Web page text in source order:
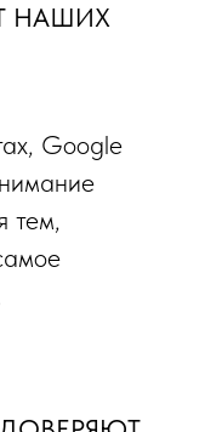
НАШИХ
Google
тем,